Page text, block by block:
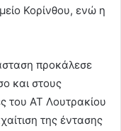
Κορίνθου, ενώ η
προκάλεσε
και στους
του ΑΤ Λουτρακίου
της έντασης